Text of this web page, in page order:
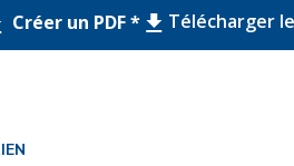
Créer un PDF * Télécharger